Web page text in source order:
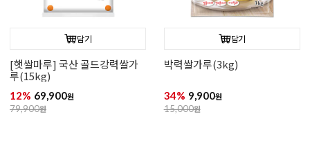
담기
[햇쌀마루] 국산 골드강력쌀가
루(15kg)
12% 69,900원
79,900원
담기
박력쌀가루(3kg)
34% 9,900원
15,000원